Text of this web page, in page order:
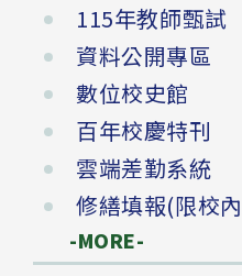
115年教師甄試
資料公開專區
數位校史館
百年校慶特刊
雲端差勤系統
修繕填報(限校
-MORE-